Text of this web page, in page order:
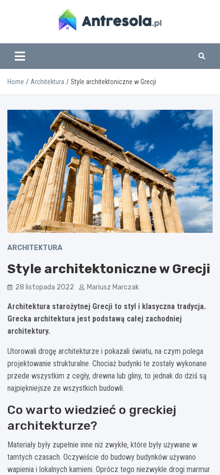
www.antresola.pl
Home Architektura Style architektoniczne w Grecji
ARCHITEKTURA
Style architektoniczne w Grecji
28 listopada 2022 Mariusz Marczak
Architektura starożytnej Grecji to styl i klasyczna tradycja.
Grecka architektura jest podstawą całej zachodniej
architektury.
Utorowali drogę architekturze i pokazali światu, na czym polega
projektowanie strukturalne. Chociaż budynki te zostały wykonane
przede wszystkim z cegły, drewna lub gliny, to jednak do dziś są
najpiękniejsze ze wszystkich budowli.
Co warto wiedzieć o greckiej
architekturze?
Materiały były zupełnie inne niż zwykłe, które były używane w
tamtych czasach. Oczywiście do budowy budynków używano
wapienia i lokalnych kamieni. Oprócz tego niezwykle drogi marmur